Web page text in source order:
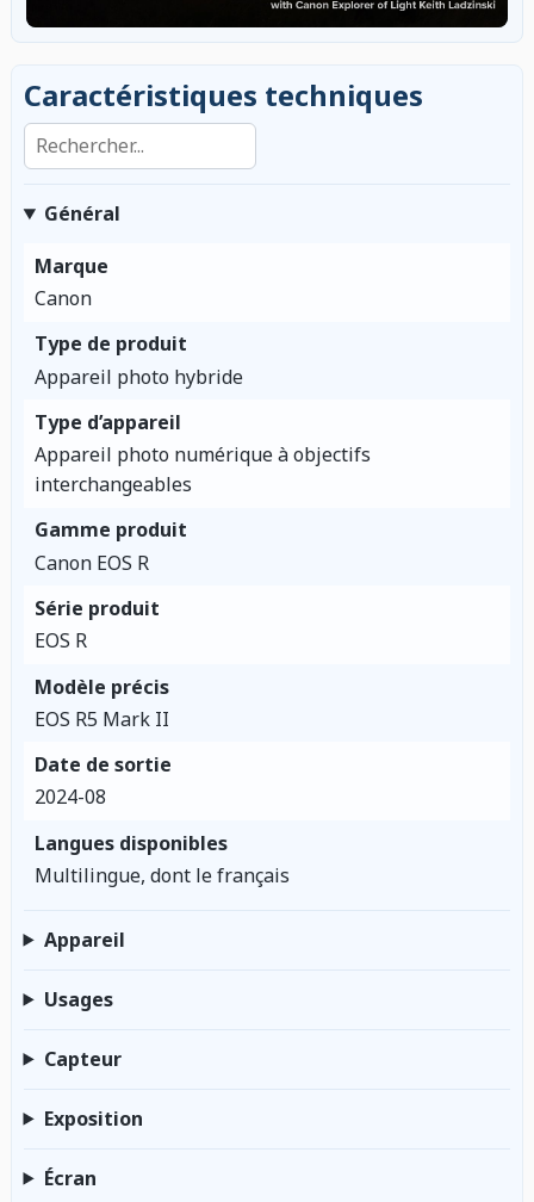
Caractéristiques techniques
Rechercher dans les caractéristiques
Général
Marque
Canon
Type de produit
Appareil photo hybride
Type d’appareil
Appareil photo numérique à objectifs
interchangeables
Gamme produit
Canon EOS R
Série produit
EOS R
Modèle précis
EOS R5 Mark II
Date de sortie
2024-08
Langues disponibles
Multilingue, dont le français
Appareil
Usages
Capteur
Exposition
Écran